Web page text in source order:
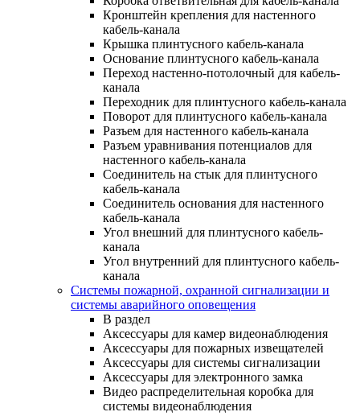
Кронштейн крепления для настенного
кабель-канала
Крышка плинтусного кабель-канала
Основание плинтусного кабель-канала
Переход настенно-потолочный для кабель-
канала
Переходник для плинтусного кабель-канала
Поворот для плинтусного кабель-канала
Разъем для настенного кабель-канала
Разъем уравнивания потенциалов для
настенного кабель-канала
Соединитель на стык для плинтусного
кабель-канала
Соединитель основания для настенного
кабель-канала
Угол внешний для плинтусного кабель-
канала
Угол внутренний для плинтусного кабель-
канала
Системы пожарной, охранной сигнализации и
системы аварийного оповещения
В раздел
Аксессуары для камер видеонаблюдения
Аксессуары для пожарных извещателей
Аксессуары для системы сигнализации
Аксессуары для электронного замка
Видео распределительная коробка для
системы видеонаблюдения